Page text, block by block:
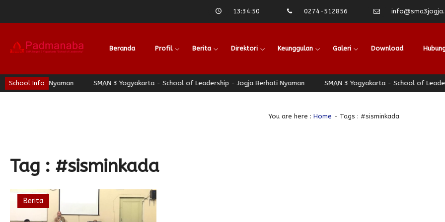
13 :34:51 0274-512856
Beranda Profil Berita Direktori Keunggulan Galeri Download
School Info
Berhati Nyaman SMAN 3 Yogyakarta - School of Leadership - Jogja Berhati Nyaman SMAN 3 Yogyakarta - School of
You are here : Home - Tags : #sisminkada
Tag : #sisminkada
Berita